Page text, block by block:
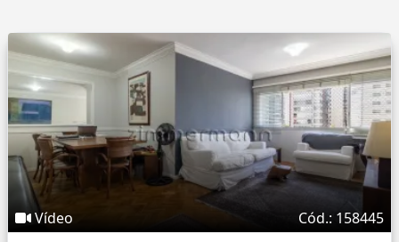
Vídeo Cód.: 158445